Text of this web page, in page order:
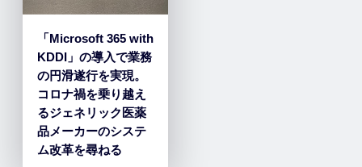
「Microsoft 365 with
KDDI」の導入で業務
の円滑遂行を実現。
コロナ禍を乗り越え
るジェネリック医薬
品メーカーのシステ
ム改革を尋ねる